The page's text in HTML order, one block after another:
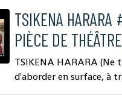
TSIKENA
PIÈCE DE
TSIKENA HARARA (Ne
d'aborder en surface, à